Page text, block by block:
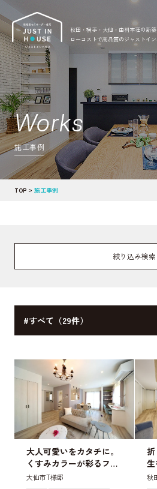
秋田・横手・大仙・由利本荘の新
ローコストで高品質のジャストイ
Works
施工事例
TOP 施工事例
絞り込み検索
#すべて（29件）
大人可愛いをカタチに。
くすみカラーが彩るフレ
ンチモダンな家
大仙市T様邸
家
秋